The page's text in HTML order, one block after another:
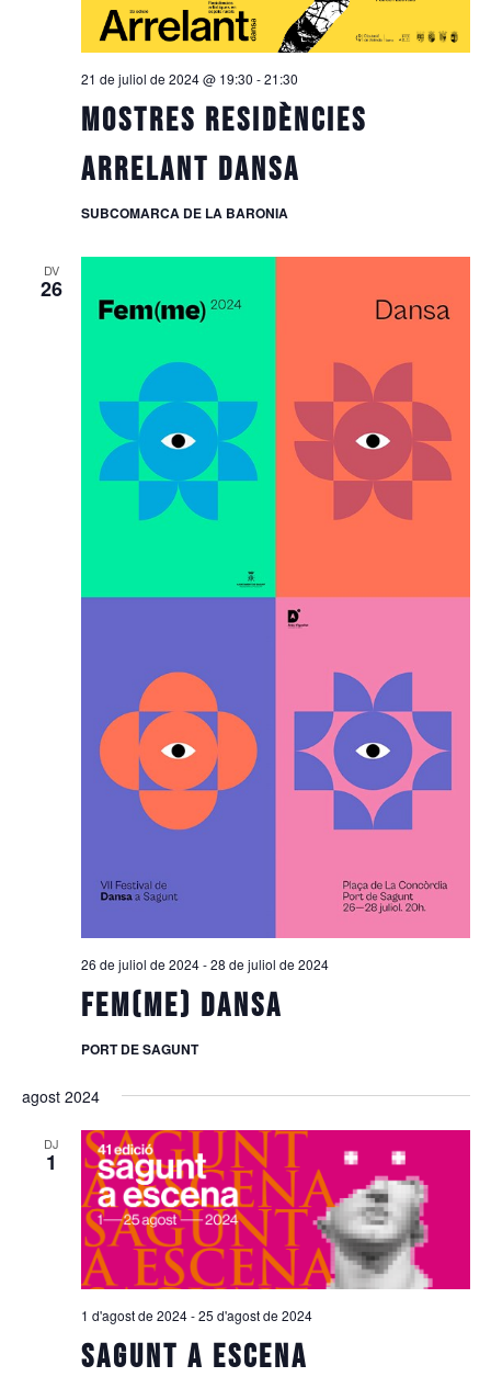
21 de juliol de 2024 @ 19:30 -21:30
MOSTRES RESIDÈNCIES
ARRELANT DANSA
SUBCOMARCA DE LA BARONIA
DV
26
26 de juliol de 2024-28 de juliol de 2024
FEM(ME) DANSA
PORT DE SAGUNT
agost 2024
DJ
1
1 d'agost de 2024-25 d'agost de 2024
SAGUNT A ESCENA